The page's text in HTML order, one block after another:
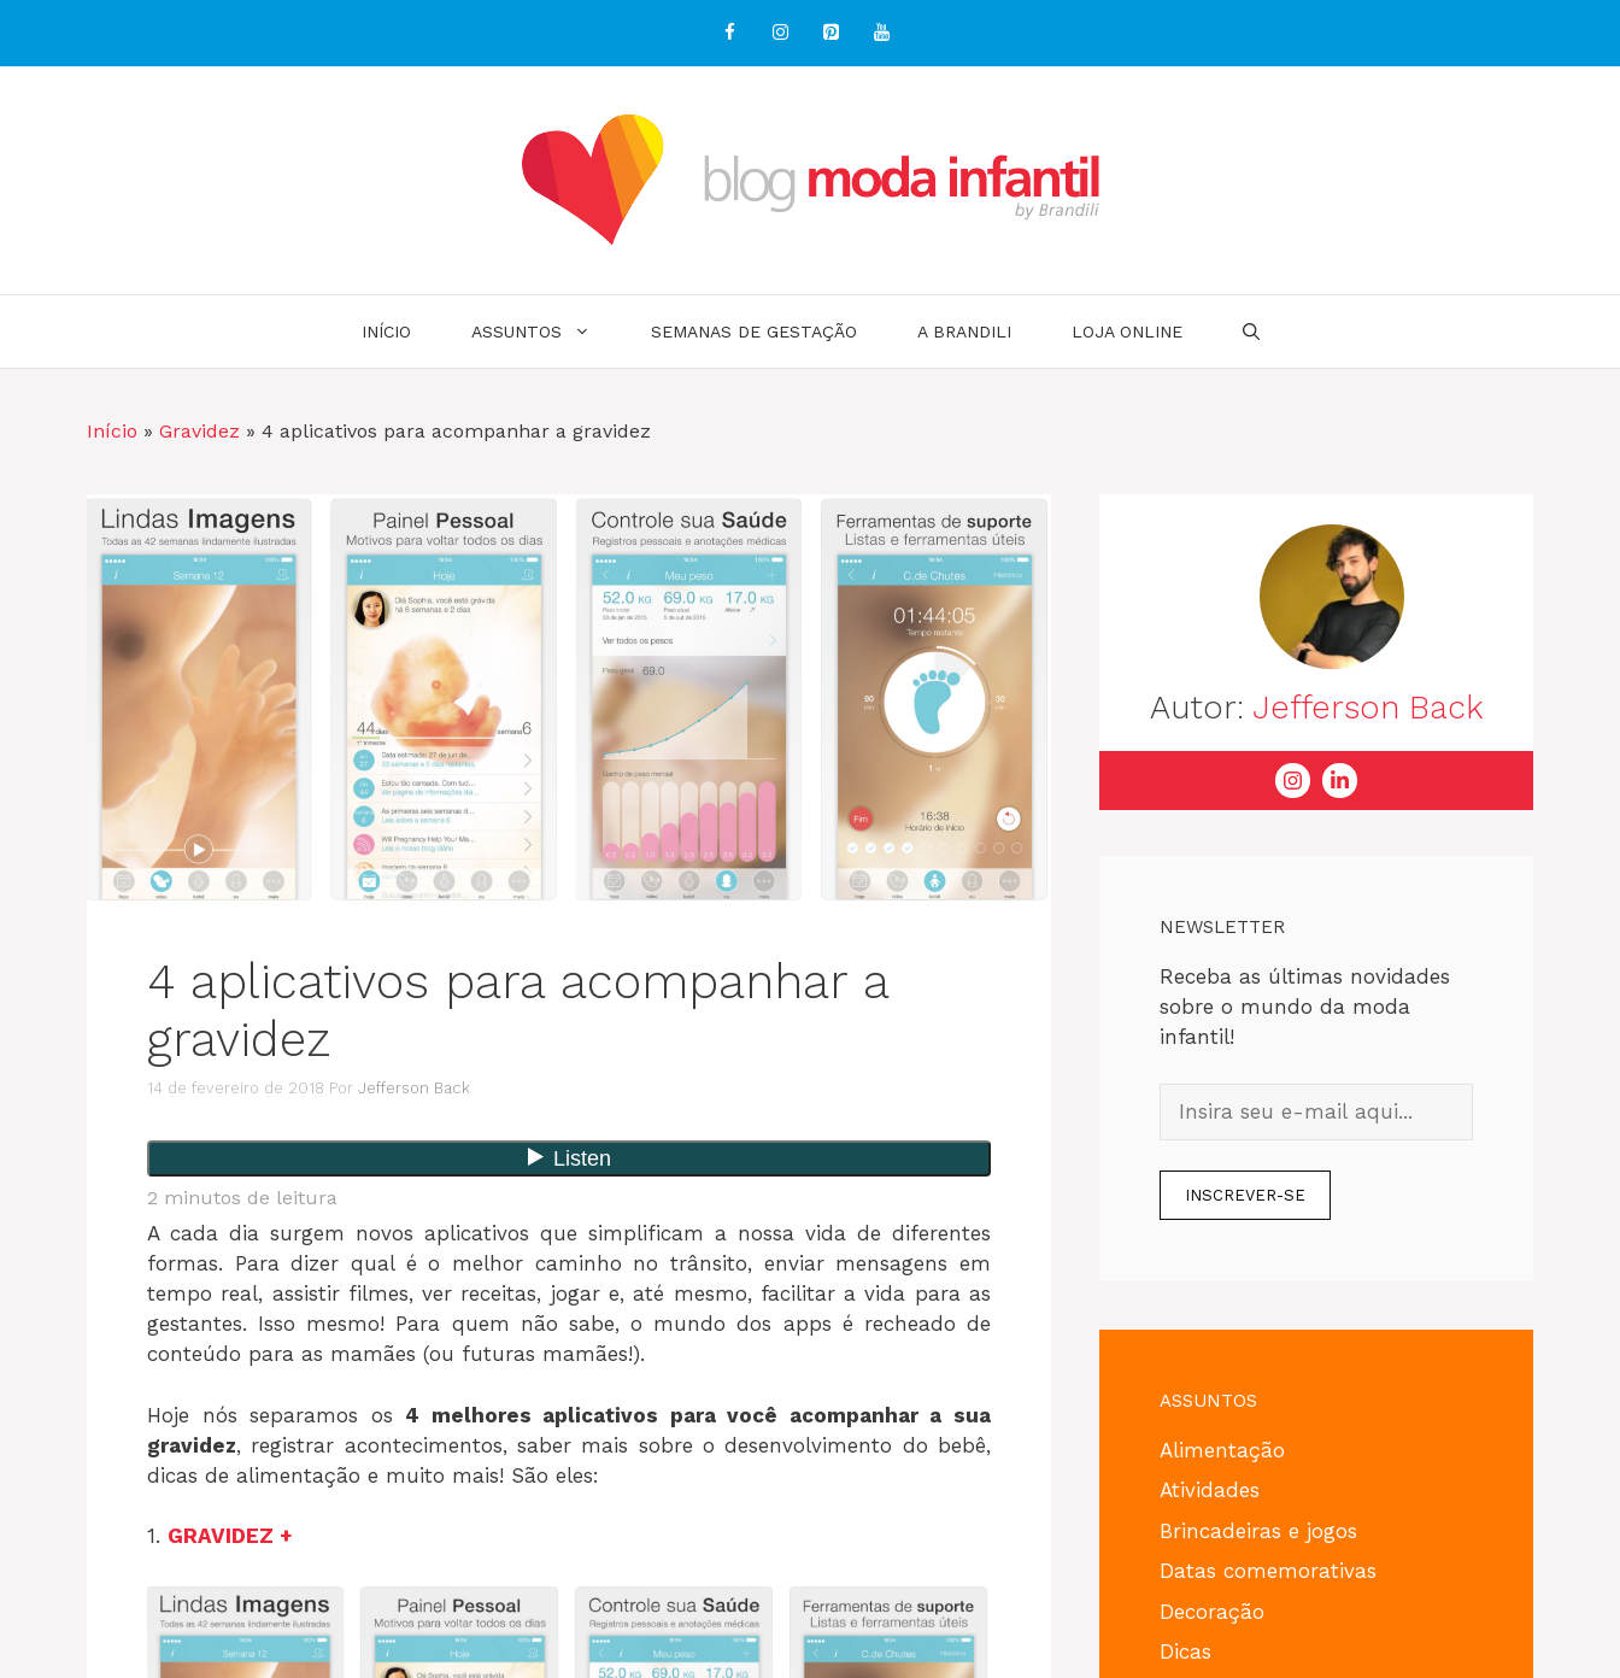
o
INÍCIO ASSUNTOS SEMANAS DE GESTAÇÃO A BRANDILI LOJA ONLINE
Início » Gravidez » 4 aplicativos para acompanhar a gravidez
4 aplicativos para acompanhar a
gravidez
14 de fevereiro de 2018 Por Jefferson Back
2 minutos de leitura
A cada dia surgem novos aplicativos que simplificam a nossa vida de diferentes
formas. Para dizer qual é o melhor caminho no trânsito, enviar mensagens em
tempo real, assistir filmes, ver receitas, jogar e, até mesmo, facilitar a vida para as
gestantes. Isso mesmo! Para quem não sabe, o mundo dos apps é recheado de
conteúdo para as mamães (ou futuras mamães!).
Hoje nós separamos os 4 melhores aplicativos para você acompanhar a sua
gravidez, registrar acontecimentos, saber mais sobre o desenvolvimento do bebê,
dicas de alimentação e muito mais! São eles:
1. GRAVIDEZ +
Autor: Jefferson Back
NEWSLETTER
Receba as últimas novidades
sobre o mundo da moda
infantil!
ASSUNTOS
Alimentação
Atividades
Brincadeiras e jogos
Datas comemorativas
Decoração
Dicas